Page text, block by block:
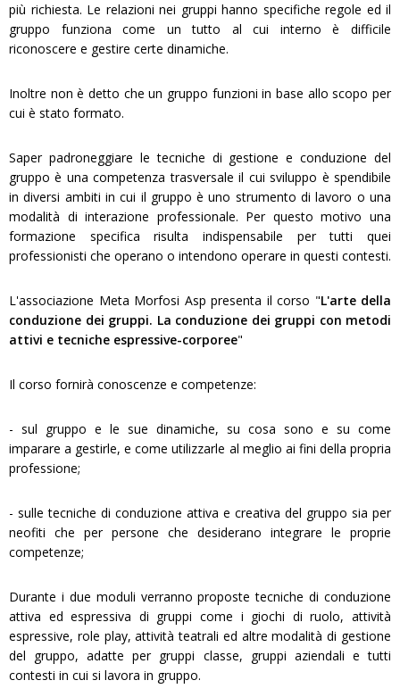
più richiesta. Le relazioni nei gruppi hanno specifiche regole ed il
gruppo funziona come un tutto al cui interno è difficile
riconoscere e gestire certe dinamiche.
Inoltre non è detto che un gruppo funzioni in base allo scopo per
cui è stato formato.
Saper padroneggiare le tecniche di gestione e conduzione del
gruppo è una competenza trasversale il cui sviluppo è spendibile
in diversi ambiti in cui il gruppo è uno strumento di lavoro o una
modalità di interazione professionale. Per questo motivo una
formazione specifica risulta indispensabile per tutti quei
professionisti che operano o intendono operare in questi contesti.
L'associazione Meta Morfosi Asp presenta il corso "L'arte della
conduzione dei gruppi. La conduzione dei gruppi con metodi
attivi e tecniche espressive-corporee"
Il corso fornirà conoscenze e competenze:
- sul gruppo e le sue dinamiche, su cosa sono e su come
imparare a gestirle, e come utilizzarle al meglio ai fini della propria
professione;
- sulle tecniche di conduzione attiva e creativa del gruppo sia per
neofiti che per persone che desiderano integrare le proprie
competenze;
Durante i due moduli verranno proposte tecniche di conduzione
attiva ed espressiva di gruppi come i giochi di ruolo, attività
espressive, role play, attività teatrali ed altre modalità di gestione
del gruppo, adatte per gruppi classe, gruppi aziendali e tutti
contesti in cui si lavora in gruppo.